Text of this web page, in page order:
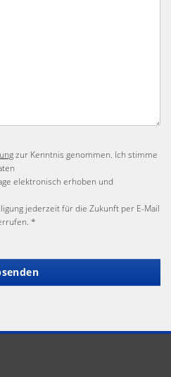
zur Kenntnis genommen. Ich stimme
elektronisch erhoben und
jederzeit für die Zukunft per E-Mail
*